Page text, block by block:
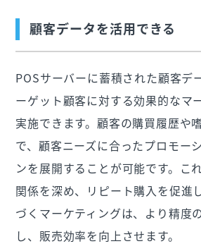
顧客データを活用できる
POSサーバーに蓄積された顧客デ
ーゲット顧客に対する効果的なマ
実施できます。顧客の購買履歴や
で、顧客ニーズに合ったプロモー
ンを展開することが可能です。こ
関係を深め、リピート購入を促進
づくマーケティングは、より精度
し、販売効率を向上させます。